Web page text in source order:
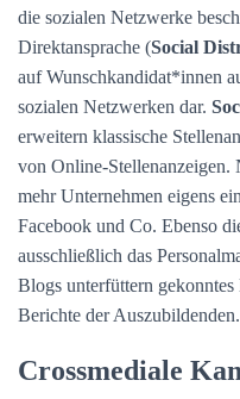
die sozialen Netzwerke
Direktansprache (Social
auf Wunschkandidat*innen
sozialen Netzwerken dar.
erweitern klassische
von Online-Stellenanzeigen.
mehr Unternehmen eigens
Facebook und Co. Ebenso
ausschließlich das
Blogs unterfüttern
Berichte der Auszubildenden.
Crossmediale